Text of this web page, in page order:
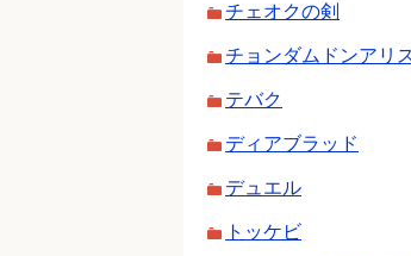
チェオクの剣
チョンダムドンアリ
テバク
ディアブラッド
デュエル
トッケビ